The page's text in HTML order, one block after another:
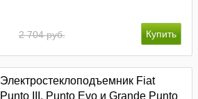
2 704 руб.
Электростеклоподъемник Fiat
Punto III, Punto Evo и Grande Punto